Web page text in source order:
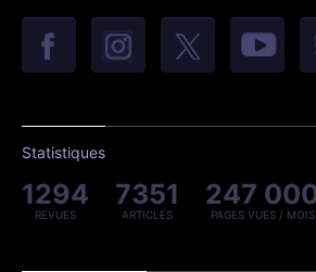
Statistiques
1294
REVUES
7351
ARTICLES
247
PAGES VUES / MOIS